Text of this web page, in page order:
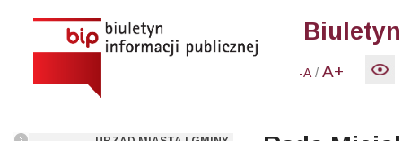
-A /A+